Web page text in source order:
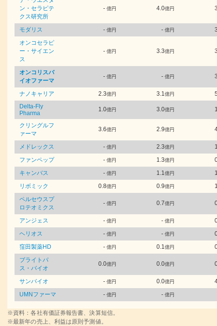
ン・セラピテ
クス研究所
- 億円 4.0億円
モダリス - 億円 - 億円
オンコセラピ
ー・サイエン
ス
- 億円 3.3億円
オンコリスバ
イオファーマ
- 億円 - 億円
ナノキャリア 2.3億円 3.1億円
Delta-Fly
Pharma
1.0億円 3.0億円
クリングルフ
ァーマ
3.6億円 2.9億円
メドレックス - 億円 2.3億円
ファンペップ
- 億円 1.3億円
キャンバス
- 億円 1.1億円
リボミック
0.8億円 0.9億円
ペルセウスプ
ロテオミクス
- 億円 0.7億円
アンジェス - 億円 - 億円
ヘリオス
- 億円 - 億円
窪田製薬HD
- 億円 0.1億円
ブライトパ
ス・バイオ
0.0億円 0.0億円
サンバイオ - 億円 0.0億円
UMNファーマ
- 億円 - 億円
※資料：各社有価証券報告書、決算短信。
※最新年の売上、利益は原則予測値。